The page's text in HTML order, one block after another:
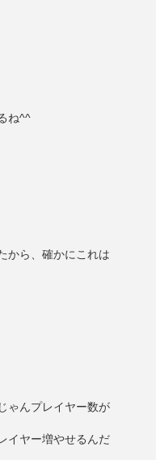
ね^^
から、確かにこれは
ゃんプレイヤー数が
イヤー増やせるんだ